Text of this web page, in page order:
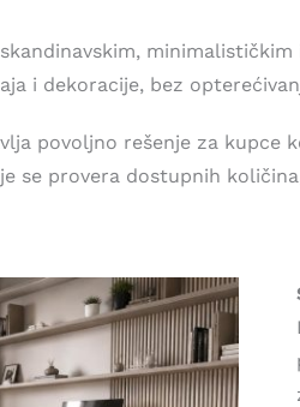
i dekoracije, bez
povoljno rešenje za
se provera dostupnih